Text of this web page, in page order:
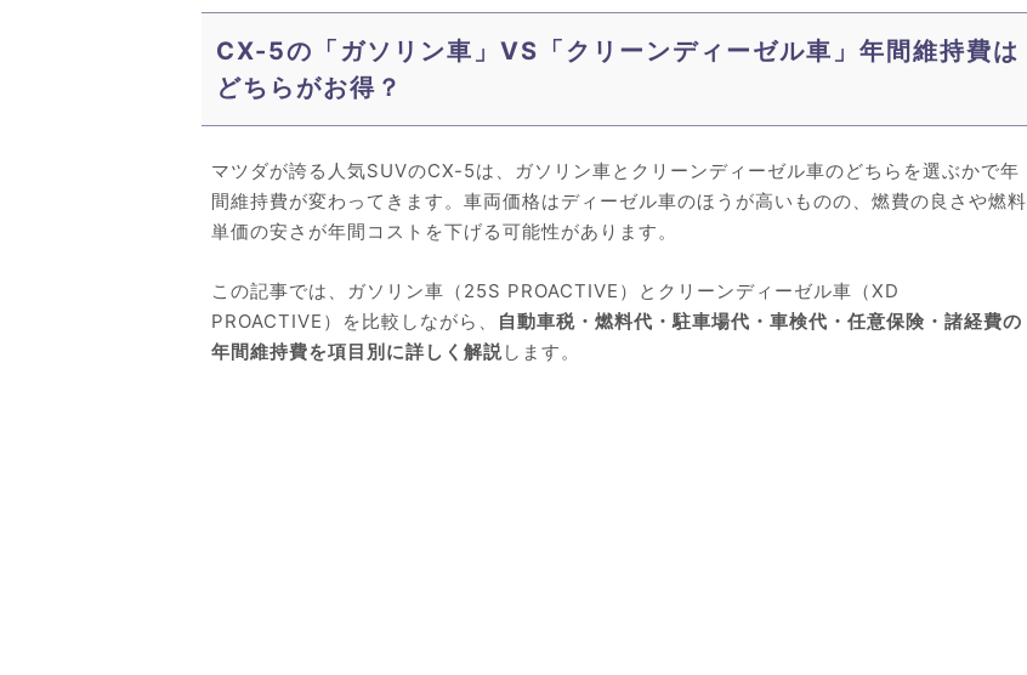
CX-5の「ガソリン車」VS「クリーンディーゼル車」年間維持費は
どちらがお得？
マツダが誇る人気SUVのCX-5は、ガソリン車とクリーンディーゼル車のどちらを選ぶかで年
間維持費が変わってきます。車両価格はディーゼル車のほうが高いものの、燃費の良さや燃料
単価の安さが年間コストを下げる可能性があります。
この記事では、ガソリン車（25S PROACTIVE）とクリーンディーゼル車（XD
PROACTIVE）を比較しながら、
自動車税・燃料代・駐車場代・車検代・任意保険・諸経費の
年間維持費を項目別に詳しく解説します。